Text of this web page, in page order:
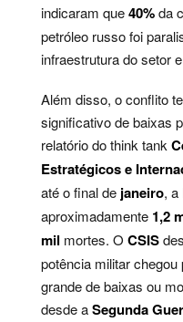
indicaram que40%da
petróleo russo foi
infraestrutura do setor
Além disso, o conflito
significativo de baixas
relatório do think tank
Estratégicos e
até o final de janeiro, a
aproximadamente 1,2
mil mortes. O CSIS
potência militar
grande de baixas ou
desde aSegunda